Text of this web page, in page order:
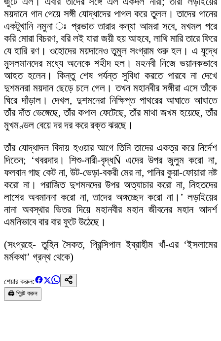
ময়দানে গান গেয়ে সঙ্গী যোদ্ধাদের পাগল করে তুলল। তাদের গানের
একটুখানি নমুনা ঃ প্রভাত তারার কন্যা আমরা সবে, মখমল পরে
করি মোরা বিচরণ, বরি লই যারা জয়ী হয় আহবে, লাথি মারি তারে ফিরে
যে হারি রণ। ওহোদের ময়দানেও তুমুল সংগ্রাম শুরু হল। এ যুদ্ধে
মুসলমানদের মধ্যে অনেকে শহীদ হল। মহনবী নিজে ভয়ানকভাবে
আহত হলেন। কিন্তু শেষ পর্যন্ত সুবিধা করতে পারবে না দেখে
দুশমনরা ময়দান ছেড়ে চলে গেল। তখন মহানবীর সঙ্গীরা এসে তাঁকে
ঘিরে দাঁড়াল। দেখল, দুশমনেরা নিক্ষিপ্ত পাথরের আঘাতে আঘাতে
তাঁর দাঁত ভেঙ্গেছে, তাঁর কপাল ফেটেছে, তাঁর মাথা জখম হয়েছে, তাঁর
মুখমণ্ডল বেয়ে দর দর করে রক্ত ঝরছে।
তাঁর যোদ্ধাদল বিদায় হওয়ার আগে তিনি তাদের একত্র করে নির্দেশ
দিতেন; ‘খবরদার। শিশু-নারী-বৃদ্ধÑ এদের উপর জুলুম করো না,
ফলবান গাছ কেট না, উট-ভেড়া-বকরী মের না, পানির কুয়া-ফোয়ারা নষ্ট
করো না। পরাজিত দুশমনদের উপর অত্যাচার করো না, নিহতদের
লাশের অবমাননা করো না, তাদের অঙ্গচ্ছেদ করো না।’ লড়াইয়ের
নানা অবস্থার ভিতর দিয়ে মহানবীর মহান জীবনের মহান আদর্শ
এমনিভাবে বার বার ফুটে উঠেছে।
(সংগ্রহে- তুহিন সৈকত, প্রিন্সিপাল ইব্রাহীম খাঁ-এর ‘ইসলামের
মর্মকথা’ গ্রন্থ থেকে)
শেয়ার করুন:
🖨️ প্রিন্ট করুন